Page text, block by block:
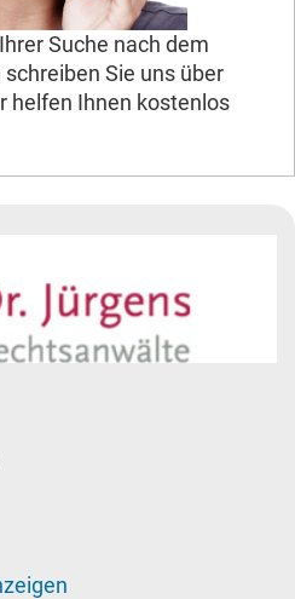
Suche nach dem
Sie uns über
helfen Ihnen kostenlos